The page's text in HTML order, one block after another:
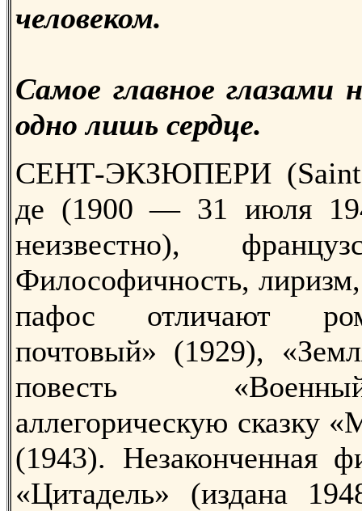
человеком.
Самое главное глазами
одно лишь сердце.
СЕНТ-ЭКЗЮПЕРИ (Saint-
де (1900 — 31 июля
неизвестно),
Философичность,
пафос отличают
почтовый» (1929),
повесть
аллегорическую сказку
(1943). Незаконченная
«Цитадель» (издана